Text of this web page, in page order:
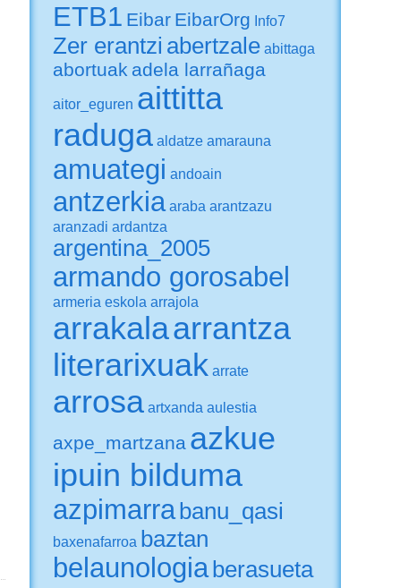
ETB1 Eibar EibarOrg Info7
Zer erantzi abertzale abittaga
abortuak adela larrañaga
aitor_eguren aittitta
raduga aldatze amarauna
amuategi andoain
antzerkia araba arantzazu
aranzadi ardantza
argentina_2005
armando gorosabel
armeria eskola arrajola
arrakalaarrantza
literarixuak arrate
arrosa artxanda aulestia
axpe_martzana azkue
ipuin bilduma
azpimarra banu_qasi
baxenafarroa baztan
belaunologia berasueta